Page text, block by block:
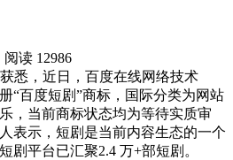
阅读 12986
悉，近日，百度在线网络技术
“百度短剧”商标，国际分类为网站
，当前商标状态均为等待实质审
表示，短剧是当前内容生态的一个
剧平台已汇聚2.4 万+部短剧。